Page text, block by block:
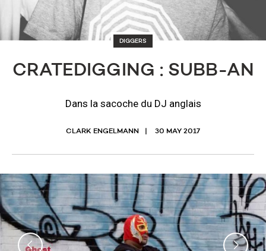
DIGGERS
CRATEDIGGING : SUBB-AN
Dans la sacoche du DJ anglais
CLARK ENGELMANN 30 MAY 2017
Previous